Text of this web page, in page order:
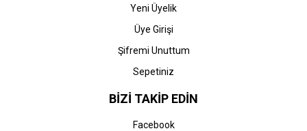
Yeni Üyelik
Üye Girişi
Şifremi Unuttum
Sepetiniz
BİZİ TAKİP EDİN
Facebook